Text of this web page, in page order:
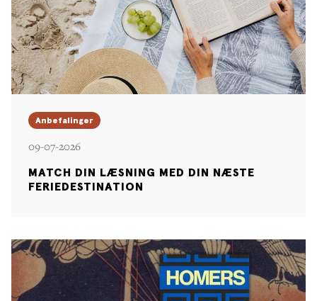
Anbefalinger
09-07-2026
MATCH DIN LÆSNING MED DIN NÆSTE
FERIEDESTINATION